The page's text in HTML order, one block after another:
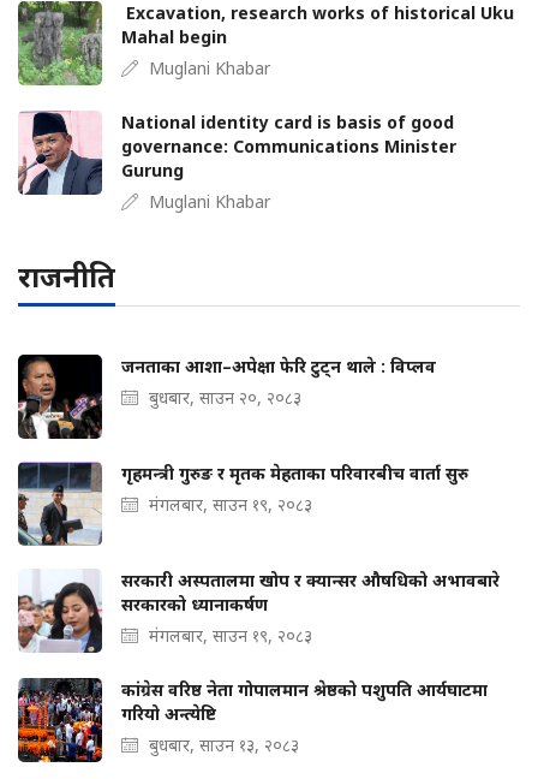
Excavation, research works of historical Uku
Mahal begin
Muglani Khabar
National identity card is basis of good
governance: Communications Minister
Gurung
Muglani Khabar
राजनीति
जनताका आशा–अपेक्षा फेरि टुट्न थाले : विप्लव
बुधबार, साउन २०, २०८३
गृहमन्त्री गुरुङ र मृतक मेहताका परिवारबीच वार्ता सुरु
मंगलबार, साउन १९, २०८३
सरकारी अस्पतालमा खोप र क्यान्सर औषधिको अभावबारे
सरकारको ध्यानाकर्षण
मंगलबार, साउन १९, २०८३
कांग्रेस वरिष्ठ नेता गोपालमान श्रेष्ठको पशुपति आर्यघाटमा
गरियो अन्त्येष्टि
बुधबार, साउन १३, २०८३